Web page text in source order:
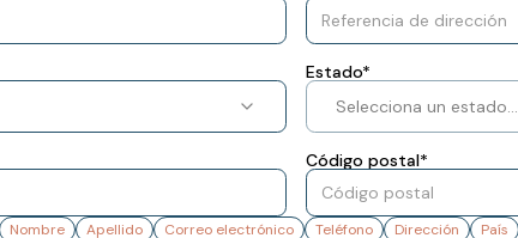
Estado*
Selecciona un estado...
Código postal*
Nombre Apellido Correo electrónico Teléfono Dirección País